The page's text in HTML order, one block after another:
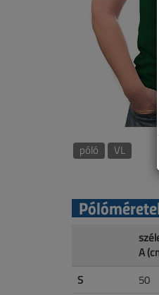
póló VL
A
S
50